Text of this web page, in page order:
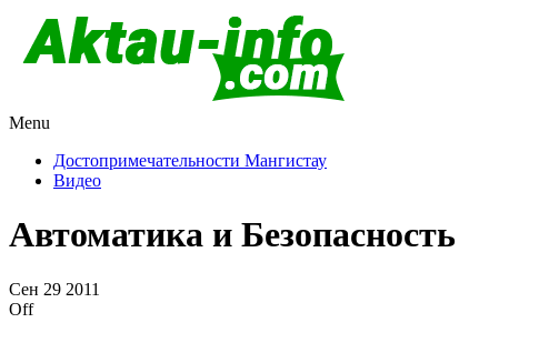
Menu
Достопримечательности Мангистау
Видео
Автоматика и Безопасность
Сен 29 2011
Off